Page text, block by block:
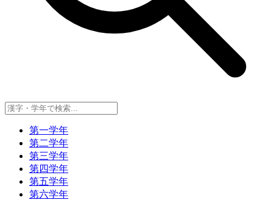
第一学年
第二学年
第三学年
第四学年
第五学年
第六学年